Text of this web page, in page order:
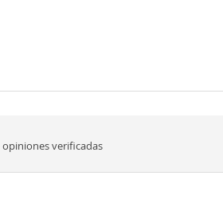
opiniones verificadas